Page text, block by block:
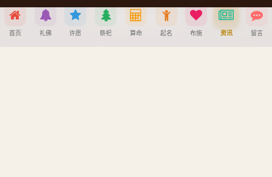
地藏王菩萨成道日
首页 礼佛 许愿 祭祀 算命 起名 布施 资讯 留言